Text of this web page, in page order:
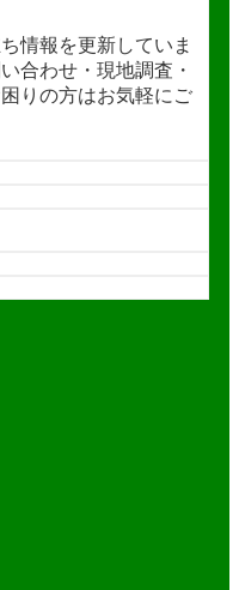
情報を更新していま
合わせ・現地調査・
りの方はお気軽にご